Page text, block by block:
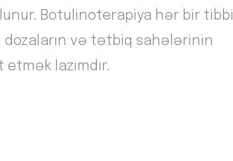
Botulinoterapiya hər bir tibbi
və tətbiq sahələrinin
lazımdır.